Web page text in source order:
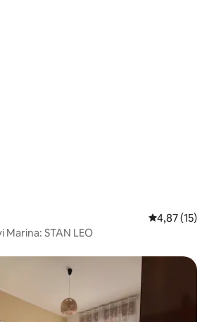
Prosečna
4,87 (15)
Marina: STAN LEO